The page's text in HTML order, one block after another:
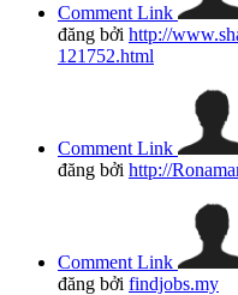
Comment Link
đăng bởi http://
121752.html
Comment Link
đăng bởi http://
Comment Link
đăng bởi findjobs.my